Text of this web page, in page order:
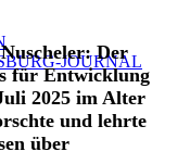
JOURNAL
Der
für Entwicklung
2025 im Alter
und lehrte
über